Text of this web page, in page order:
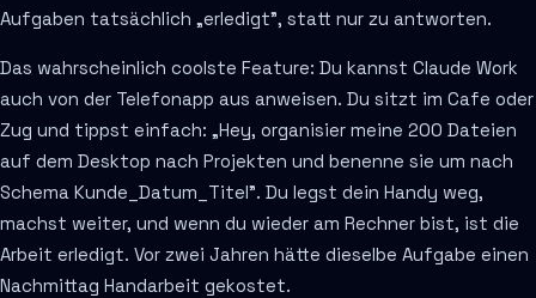
Aufgaben tatsächlich „erledigt", statt nur zu antworten.
Das wahrscheinlich coolste Feature: Du kannst Claude Work
auch von der Telefonapp aus anweisen. Du sitzt im Cafe oder
Zug und tippst einfach: „Hey, organisier meine 200 Dateien
auf dem Desktop nach Projekten und benenne sie um nach
Schema Kunde_Datum_Titel". Du legst dein Handy weg,
machst weiter, und wenn du wieder am Rechner bist, ist die
Arbeit erledigt. Vor zwei Jahren hätte dieselbe Aufgabe einen
Nachmittag Handarbeit gekostet.